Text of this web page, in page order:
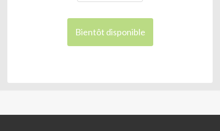
Bientôt disponible